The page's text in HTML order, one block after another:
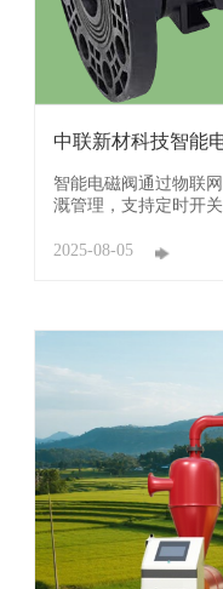
中联新材科技智能
智能电磁阀通过物联
溉管理，支持定时开
材科技有限公司智能
2025-08-05